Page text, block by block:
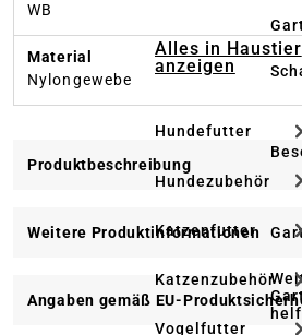
Alles in Haustier
anzeigen
Hundefutter
Hundezubehör
Katzenfutter
Katzenzubehör
Vogelfutter
WB
Material
Nylongewebe
Produktbeschreibung
Weitere Produktinformationen
Angaben gemäß EU-